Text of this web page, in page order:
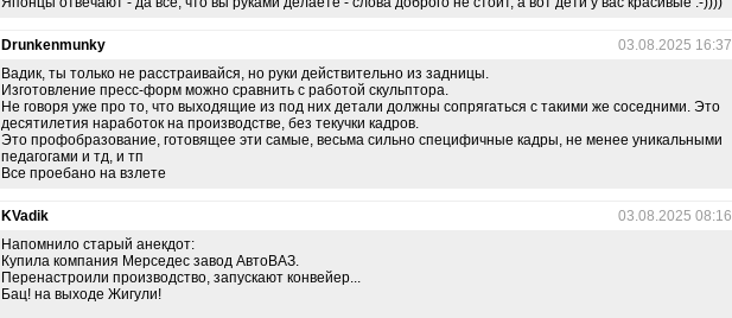
Drunkenmunky
03.08.2025 16:37
Вадик, ты только не расстраивайся, но руки действительно из задницы.
Изготовление пресс-форм можно сравнить с работой скульптора.
Не говоря уже про то, что выходящие из под них детали должны сопрягаться с такими же соседними. Это
десятилетия наработок на производстве, без текучки кадров.
Это профобразование, готовящее эти самые, весьма сильно специфичные кадры, не менее уникальными
педагогами и тд, и тп
Все проебано на взлете
KVadik
03.08.2025 08:16
Напомнило старый анекдот:
Купила компания Мерседес завод АвтоВАЗ.
Перенастроили производство, запускают конвейер...
Бац! на выходе Жигули!